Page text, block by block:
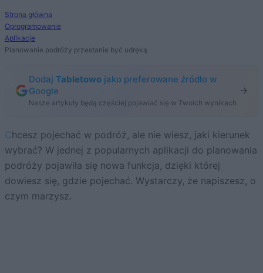
Strona główna
Oprogramowanie
Aplikacje
Planowanie podróży przestanie być udręką
Dodaj Tabletowo jako preferowane źródło w
Google
Nasze artykuły będą częściej pojawiać się w Twoich wynikach
Chcesz pojechać w podróż, ale nie wiesz, jaki kierunek
wybrać? W jednej z popularnych aplikacji do planowania
podróży pojawiła się nowa funkcja, dzięki której
dowiesz się, gdzie pojechać. Wystarczy, że napiszesz, o
czym marzysz.